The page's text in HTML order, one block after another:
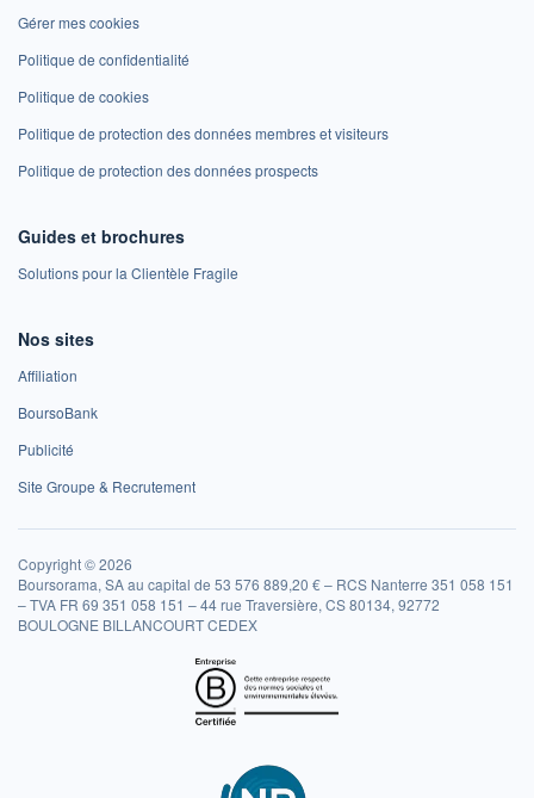
Gérer mes cookies
Politique de confidentialité
Politique de cookies
Politique de protection des données membres et visiteurs
Politique de protection des données prospects
Guides et brochures
Solutions pour la Clientèle Fragile
Nos sites
Affiliation
BoursoBank
Publicité
Site Groupe & Recrutement
Copyright © 2026
Boursorama, SA au capital de 53 576 889,20 € – RCS Nanterre 351 058 151
– TVA FR 69 351 058 151 – 44 rue Traversière, CS 80134, 92772
BOULOGNE BILLANCOURT CEDEX